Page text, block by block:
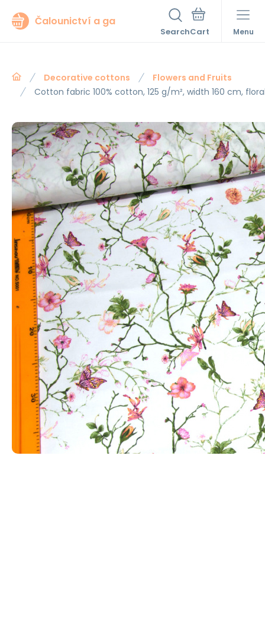
Čalounictví a ga
Search Menu
Decorative cottons
Flowers and Fruits
Cotton fabric 100% cotton, 125 g/m², width 160 cm,